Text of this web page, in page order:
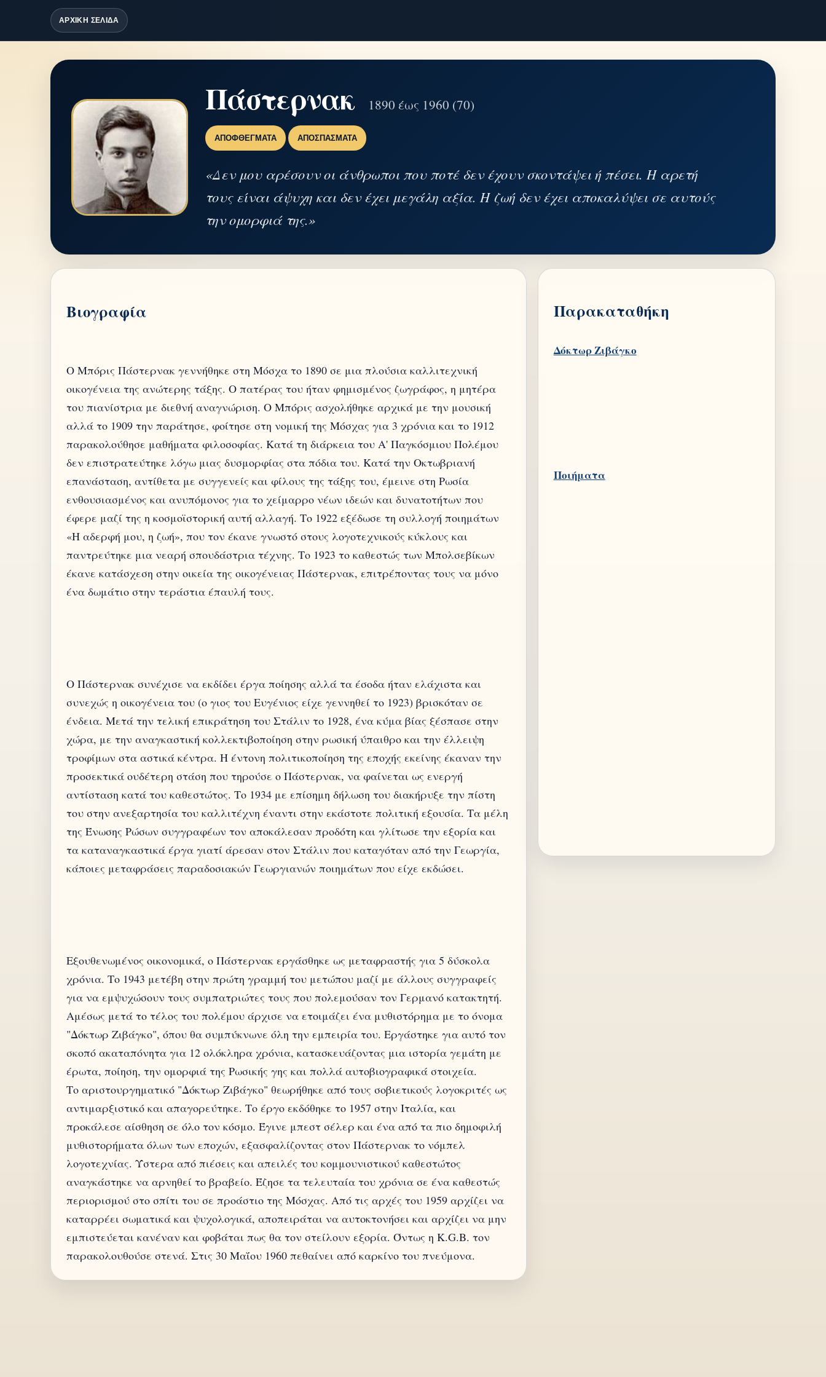
ΑΡΧΙΚΗ ΣΕΛΙΔΑ
Πάστερνακ 1890 έως 1960 (70)
ΑΠΟΦΘΈΓΜΑΤΑ ΑΠΟΣΠΆΣΜΑΤΑ
«Δεν μου αρέσουν οι άνθρωποι που ποτέ δεν έχουν σκοντάψει ή πέσει. Η αρετή
τους είναι άψυχη και δεν έχει μεγάλη αξία. Η ζωή δεν έχει αποκαλύψει σε αυτούς
την ομορφιά της.»
Βιογραφία
Ο Μπόρις Πάστερνακ γεννήθηκε στη Μόσχα το 1890 σε μια πλούσια καλλιτεχνική
οικογένεια της ανώτερης τάξης. Ο πατέρας του ήταν φημισμένος ζωγράφος, η μητέρα
του πιανίστρια με διεθνή αναγνώριση. Ο Μπόρις ασχολήθηκε αρχικά με την μουσική
αλλά το 1909 την παράτησε, φοίτησε στη νομική της Μόσχας για 3 χρόνια και το 1912
παρακολούθησε μαθήματα φιλοσοφίας. Κατά τη διάρκεια του Α' Παγκόσμιου Πολέμου
δεν επιστρατεύτηκε λόγω μιας δυσμορφίας στα πόδια του. Κατά την Οκτωβριανή
επανάσταση, αντίθετα με συγγενείς και φίλους της τάξης του, έμεινε στη Ρωσία
ενθουσιασμένος και ανυπόμονος για το χείμαρρο νέων ιδεών και δυνατοτήτων που
έφερε μαζί της η κοσμοϊστορική αυτή αλλαγή. Το 1922 εξέδωσε τη συλλογή ποιημάτων
«Η αδερφή μου, η ζωή», που τον έκανε γνωστό στους λογοτεχνικούς κύκλους και
παντρεύτηκε μια νεαρή σπουδάστρια τέχνης. Το 1923 το καθεστώς των Μπολσεβίκων
έκανε κατάσχεση στην οικεία της οικογένειας Πάστερνακ, επιτρέποντας τους να μόνο
ένα δωμάτιο στην τεράστια έπαυλή τους.
Ο Πάστερνακ συνέχισε να εκδίδει έργα ποίησης αλλά τα έσοδα ήταν ελάχιστα και
συνεχώς η οικογένεια του (ο γιος του Ευγένιος είχε γεννηθεί το 1923) βρισκόταν σε
ένδεια. Μετά την τελική επικράτηση του Στάλιν το 1928, ένα κύμα βίας ξέσπασε στην
χώρα, με την αναγκαστική κολλεκτιβοποίηση στην ρωσική ύπαιθρο και την έλλειψη
τροφίμων στα αστικά κέντρα. Η έντονη πολιτικοποίηση της εποχής εκείνης έκαναν την
προσεκτικά ουδέτερη στάση που τηρούσε ο Πάστερνακ, να φαίνεται ως ενεργή
αντίσταση κατά του καθεστώτος. Το 1934 με επίσημη δήλωση του διακήρυξε την πίστη
του στην ανεξαρτησία του καλλιτέχνη έναντι στην εκάστοτε πολιτική εξουσία. Τα μέλη
της Ένωσης Ρώσων συγγραφέων τον αποκάλεσαν προδότη και γλίτωσε την εξορία και
τα καταναγκαστικά έργα γιατί άρεσαν στον Στάλιν που καταγόταν από την Γεωργία,
Εξουθενωμένος οικονομικά, ο Πάστερνακ εργάσθηκε ως μεταφραστής για 5 δύσκολα
χρόνια. Το 1943 μετέβη στην πρώτη γραμμή του μετώπου μαζί με άλλους συγγραφείς
για να εμψυχώσουν τους συμπατριώτες τους που πολεμούσαν τον Γερμανό κατακτητή.
Αμέσως μετά το τέλος του πολέμου άρχισε να ετοιμάζει ένα μυθιστόρημα με το όνομα
"Δόκτωρ Ζιβάγκο", όπου θα συμπύκνωνε όλη την εμπειρία του. Εργάστηκε για αυτό τον
σκοπό ακαταπόνητα για 12 ολόκληρα χρόνια, κατασκευάζοντας μια ιστορία γεμάτη με
έρωτα, ποίηση, την ομορφιά της Ρωσικής γης και πολλά αυτοβιογραφικά στοιχεία.
Το αριστουργηματικό "Δόκτωρ Ζιβάγκο" θεωρήθηκε από τους σοβιετικούς λογοκριτές ως
αντιμαρξιστικό και απαγορεύτηκε. Το έργο εκδόθηκε το 1957 στην Ιταλία, και
προκάλεσε αίσθηση σε όλο τον κόσμο. Έγινε μπεστ σέλερ και ένα από τα πιο δημοφιλή
μυθιστορήματα όλων των εποχών, εξασφαλίζοντας στον Πάστερνακ το νόμπελ
λογοτεχνίας. Ύστερα από πιέσεις και απειλές του κομμουνιστικού καθεστώτος
αναγκάστηκε να αρνηθεί το βραβείο. Έζησε τα τελευταία του χρόνια σε ένα καθεστώς
περιορισμού στο σπίτι του σε προάστιο της Μόσχας. Από τις αρχές του 1959 αρχίζει να
καταρρέει σωματικά και ψυχολογικά, αποπειράται να αυτοκτονήσει και αρχίζει να μην
εμπιστεύεται κανέναν και φοβάται πως θα τον στείλουν εξορία. Όντως η K.G.B. τον
Παρακαταθήκη
Ποιήματα